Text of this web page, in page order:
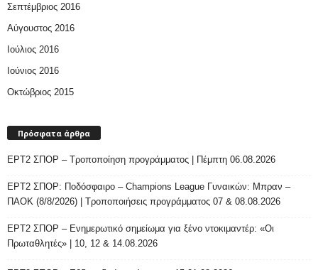
Σεπτέμβριος 2016
Αύγουστος 2016
Ιούλιος 2016
Ιούνιος 2016
Οκτώβριος 2015
Πρόσφατα άρθρα
ΕΡΤ2 ΣΠΟΡ – Τροποποίηση προγράμματος | Πέμπτη 06.08.2026
ΕΡΤ2 ΣΠΟΡ: Ποδόσφαιρο – Champions League Γυναικών: Μπραν –
ΠΑΟΚ (8/8/2026) | Τροποποιήσεις προγράμματος 07 & 08.08.2026
ΕΡΤ2 ΣΠΟΡ – Ενημερωτικό σημείωμα για ξένο ντοκιμαντέρ: «Οι
Πρωταθλητές» | 10, 12 & 14.08.2026